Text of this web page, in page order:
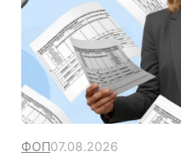
ФОП07.08.2026